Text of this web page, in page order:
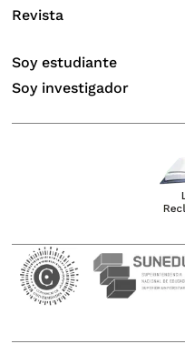
Revista
Soy estudiante
Soy investigador